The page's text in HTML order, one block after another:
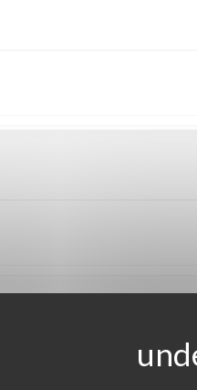
des plats, la carte des